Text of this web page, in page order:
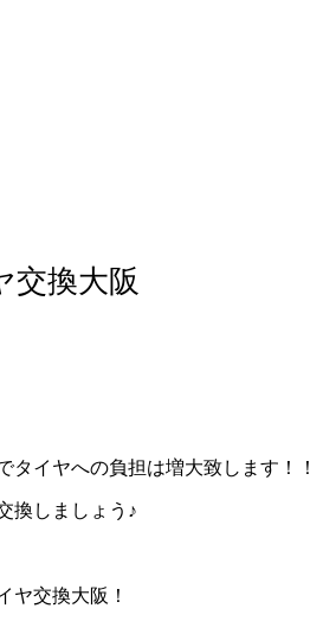
交換大阪
タイヤへの負担は増大致します！！
換しましょう♪
ヤ交換大阪！